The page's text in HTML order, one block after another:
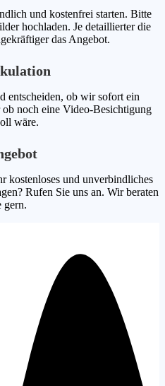
und kostenfrei starten. Bitte
hochladen. Je detaillierter die
das Angebot.
entscheiden, ob wir sofort ein
noch eine Video-Besichtigung
wäre.
kostenloses und unverbindliches
Rufen Sie uns an. Wir beraten
gern.